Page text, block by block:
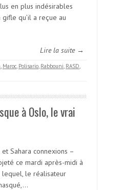
en plus indésirables
qu’il a reçue au
Lire la suite →
, Maroc, Polisario, Rabbouni, RASD,
à Oslo, le vrai
Sahara connexions –
ce mardi après-midi à
lequel, le réalisateur